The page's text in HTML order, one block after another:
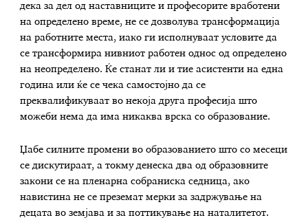
дека за дел од наставниците и професорите вработени
на определено време, не се дозволува трансформација
на работните места, иако ги исполнуваат условите да
се трансформира нивниот работен однос од определено
на неопределено. Ќе станат ли и тие асистенти на една
година или ќе се чека самостојно да се
преквалификуваат во некоја друга професија што
можеби нема да има никаква врска со образование.
Џабе силните промени во образованието што со месеци
се дискутираат, а токму денеска два од образовните
закони се на пленарна собраниска седница, ако
навистина не се преземат мерки за задржување на
децата во земјава и за поттикување на наталитетот.